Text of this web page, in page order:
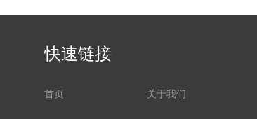
快速链接
首页 关于我们